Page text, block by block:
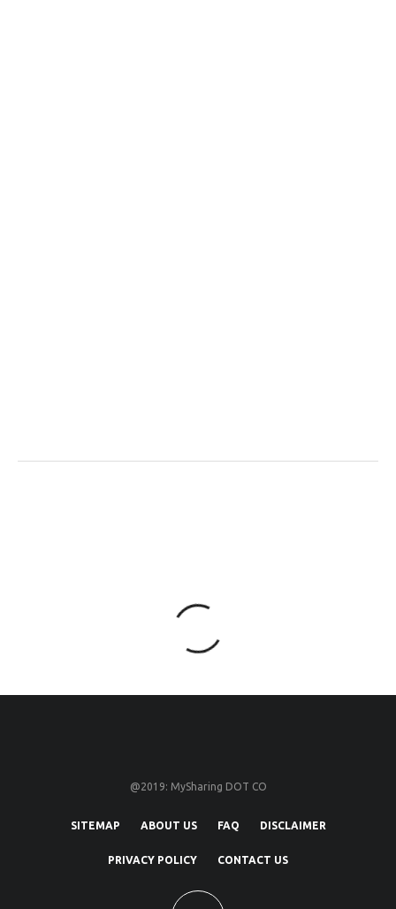
@2019: MySharing DOT CO
SITEMAP ABOUT US FAQ DISCLAIMER
PRIVACY POLICY CONTACT US